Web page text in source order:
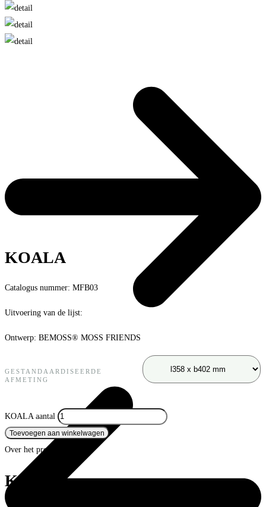
KOALA
Catalogus nummer: MFB03
Uitvoering van de lijst:
Ontwerp: BEMOSS® MOSS FRIENDS
GESTANDAARDISEERDE
AFMETING
KOALA aantal
Toevoegen aan winkelwagen
Over het product
KOALA